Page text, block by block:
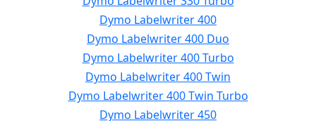
Dymo Labelwriter 400
Dymo Labelwriter 400 Duo
Dymo Labelwriter 400 Turbo
Dymo Labelwriter 400 Twin
Dymo Labelwriter 400 Twin Turbo
Dymo Labelwriter 450